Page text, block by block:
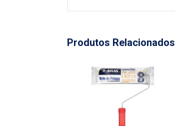
Produtos Relacionados